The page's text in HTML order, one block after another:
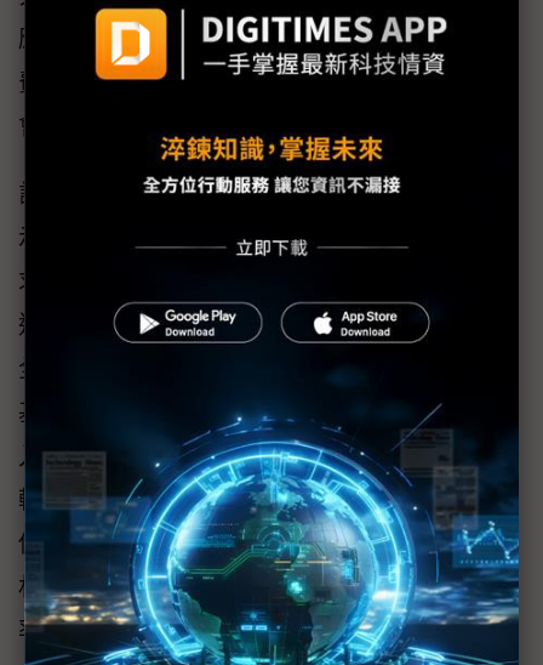
應用」三年計畫，臻鼎科技集團已補助研發經
費和設備捐贈共約1,000萬元，並將結合國科
會、教育部等校內外資源，擴大研發能量。
計畫主持人、中原大學理學院院長葉瑞銘表
示，AI 推動高頻寬、低功耗與低干擾的技術要
求日趨嚴苛，AI算力與傳輸正邁向「光進銅
退」發展，PCB產業也同步迎來材料和製程的
全面升級，將聚焦五大關鍵領域，包括綠色AI
基礎設施所需的高分子光波導材料、光通訊導
入PCB短程高速傳輸、低功耗高效率的綠色傳
輸運算架構、支援次世代AI伺服器的高速資料
傳輸能力，以及兼具穩定性與成本優勢的新型
材料開發，以因應AI時代對運算效能與能源效
率的雙重挑戰。